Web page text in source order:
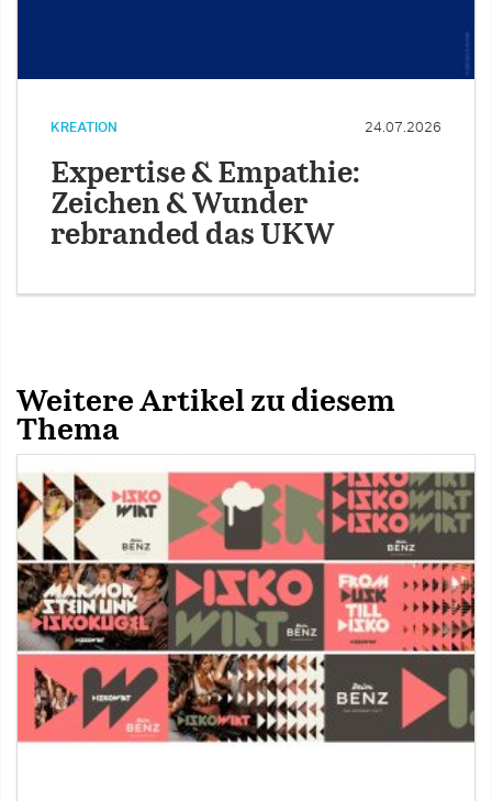
KREATION 24.07.2026
Expertise & Empathie:
Zeichen & Wunder
rebranded das UKW
Weitere Artikel zu diesem
Thema